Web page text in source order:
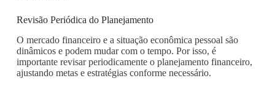
Revisão Periódica do Planejamento
O mercado financeiro e a situação econômica pessoal são
dinâmicos e podem mudar com o tempo. Por isso, é
importante revisar periodicamente o planejamento financeiro,
ajustando metas e estratégias conforme necessário.